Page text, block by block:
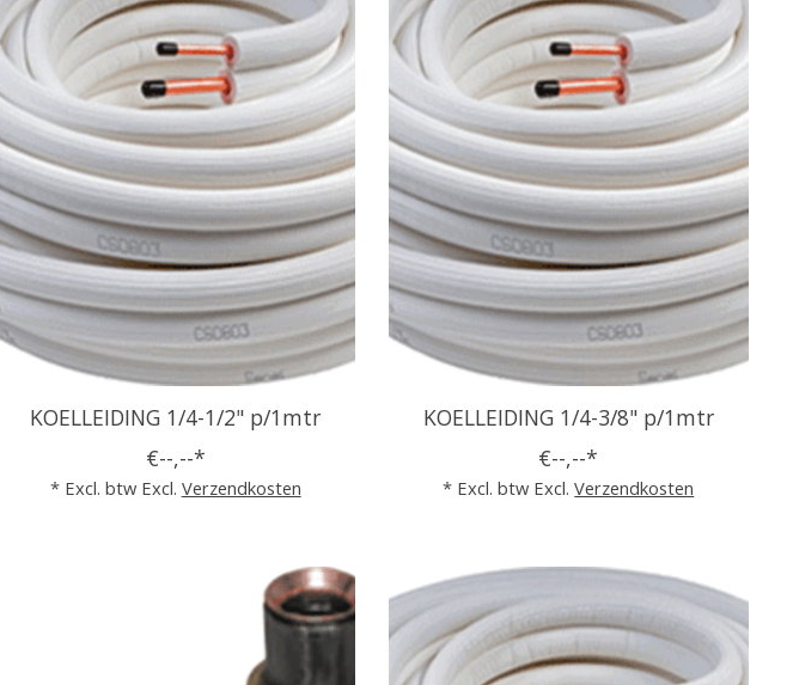
KOELLEIDING 1/4-1/2" p/1mtr
€--,--*
* Excl. btw Excl. Verzendkosten
KOELLEIDING 1/4-3/8" p/1mtr
€--,--*
* Excl. btw Excl.Verzendkosten